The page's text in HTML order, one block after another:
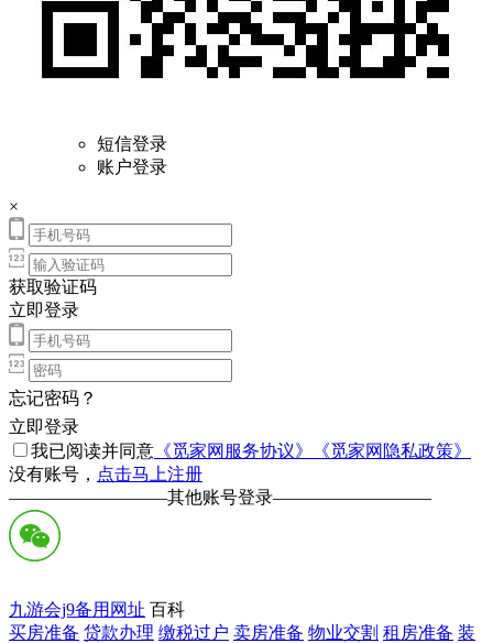
短信登录
账户登录
×
获取验证码
立即登录
忘记密码？
立即登录
我已阅读并同意 《觅家网服务协议》
《觅家网隐私政策》
没有账号， 点击马上注册
—————————其他账号登录—————————
九游会j9备用网址 百科
买房准备 贷款办理 缴税过户 卖房准备 物业交割 租房准备 装